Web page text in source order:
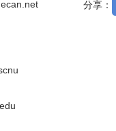
分享：